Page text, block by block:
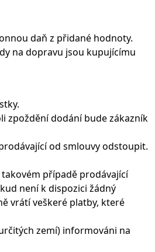
daň z přidané hodnoty.
na dopravu jsou kupujícímu
zpoždění dodání bude zákazník
od smlouvy odstoupit.
případě prodávající
není k dispozici žádný
vrátí veškeré platby, které
zemí) informováni na